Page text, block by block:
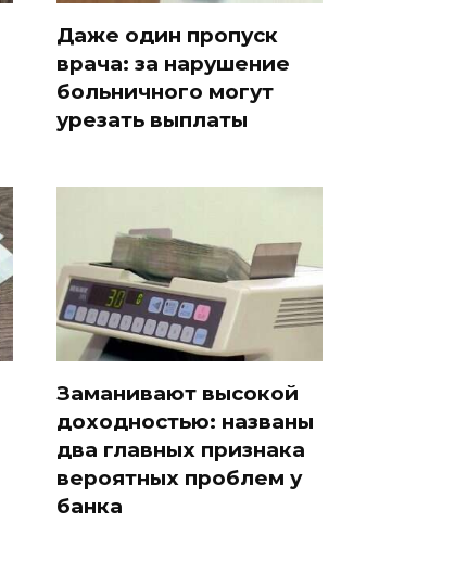
Даже один пропуск
врача: за нарушение
больничного могут
урезать выплаты
Заманивают высокой
доходностью: названы
два главных признака
вероятных проблем у
банка